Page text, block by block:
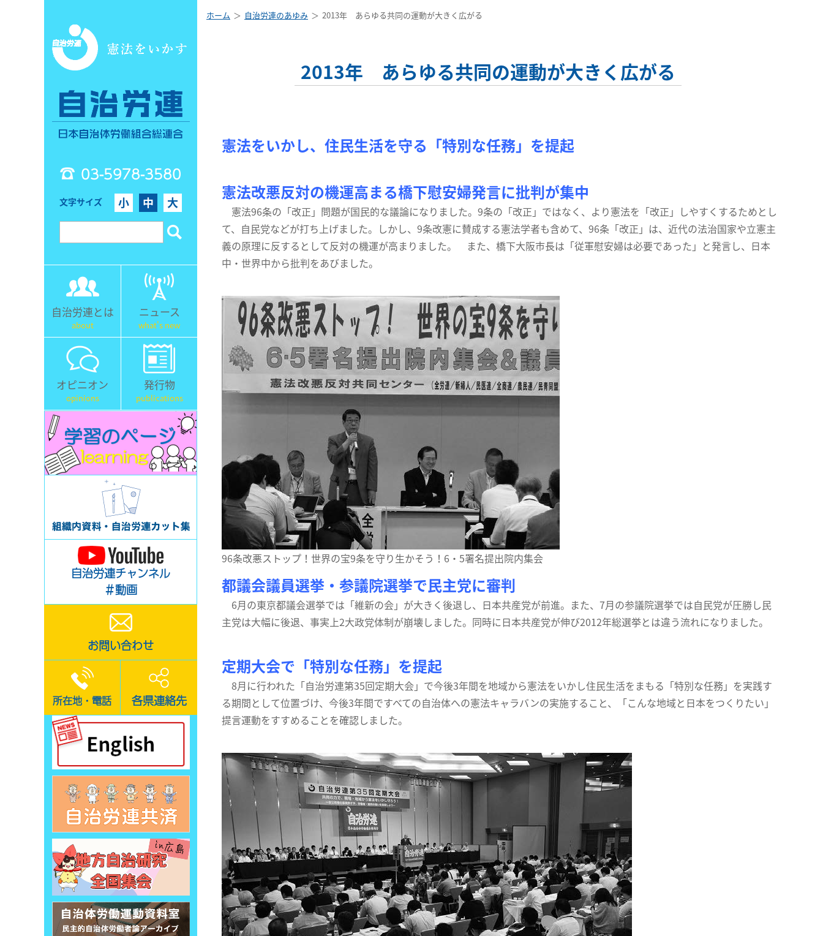
03-5978-3580
文字サイズ 小 中 大
自治労連とは
about
ニュース
what's new
オピニオン
opinions
発行物
publications
自治労連チャンネル
＃動画
お問い合わせ
所在地・電話 各県連絡先
ホーム 自治労連のあゆみ 2013年 あらゆる共同の運動が大きく広がる
2013年 あらゆる共同の運動が大きく広がる
憲法をいかし、住民生活を守る「特別な任務」を提起
憲法改悪反対の機運高まる橋下慰安婦発言に批判が集中
憲法96条の「改正」問題が国民的な議論になりました。9条の「改正」ではなく、より憲法を「改正」しやすくするためとし
て、自民党などが打ち上げました。しかし、9条改憲に賛成する憲法学者も含めて、96条「改正」は、近代の法治国家や立憲主
義の原理に反するとして反対の機運が高まりました。 また、橋下大阪市長は「従軍慰安婦は必要であった」と発言し、日本
中・世界中から批判をあびました。
96条改悪ストップ！世界の宝9条を守り生かそう！6・5署名提出院内集会
都議会議員選挙・参議院選挙で民主党に審判
6月の東京都議会選挙では「維新の会」が大きく後退し、日本共産党が前進。また、7月の参議院選挙では自民党が圧勝し民
主党は大幅に後退、事実上2大政党体制が崩壊しました。同時に日本共産党が伸び2012年総選挙とは違う流れになりました。
定期大会で「特別な任務」を提起
8月に行われた「自治労連第35回定期大会」で今後3年間を地域から憲法をいかし住民生活をまもる「特別な任務」を実践す
る期間として位置づけ、今後3年間ですべての自治体への憲法キャラバンの実施すること、「こんな地域と日本をつくりたい」
提言運動をすすめることを確認しました。